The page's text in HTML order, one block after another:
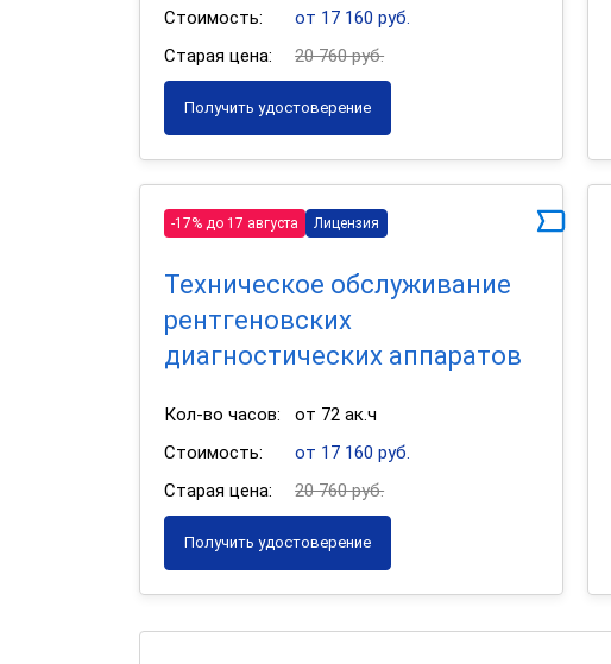
Стоимость:
от 17 160 руб.
Старая цена:
20 760 руб.
Получить удостоверение
-17% до 17 августа Лицензия
Техническое обслуживание
рентгеновских
диагностических аппаратов
Кол-во часов:
от 72 ак.ч
Стоимость:
от 17 160 руб.
Старая цена:
20 760 руб.
Получить удостоверение